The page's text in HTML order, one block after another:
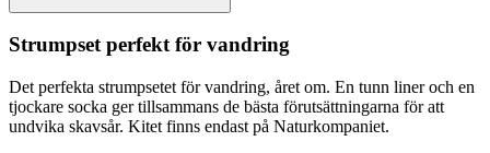
Strumpsetperfekt för vandring
Det perfekta strumpsetet för vandring, året om. En tunn liner och en
tjockare socka ger tillsammans de bästa förutsättningarna för att
undvika skavsår. Kitet finns endast på Naturkompaniet.